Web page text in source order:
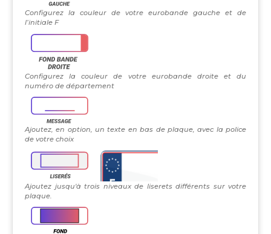
Configurez la couleur de votre eurobande gauche et de
l’initiale F
Configurez la couleur de votre eurobande droite et du
numéro de département
Ajoutez, en option, un texte en bas de plaque, avec la police
de votre choix
Ajoutez jusqu'à trois niveaux de liserets différents sur votre
plaque.